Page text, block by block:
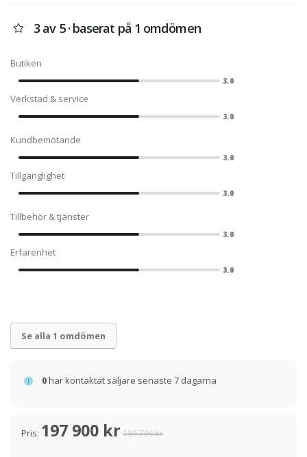
3 av 5 · baserat på 1 omdömen
Butiken
3.0
Verkstad & service
3.0
Kundbemötande
3.0
Tillgänglighet
3.0
Tillbehör & tjänster
3.0
Erfarenhet
3.0
Se alla 1 omdömen
0har kontaktat säljare senaste 7 dagarna
Pris: 197 900 kr189 790 kr